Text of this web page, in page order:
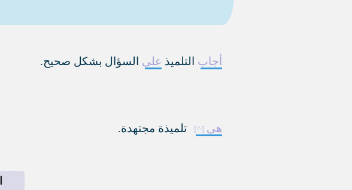
أجاب التلميذ على السؤال بشكل صحيح.
هي تلميذة مجتهدة.